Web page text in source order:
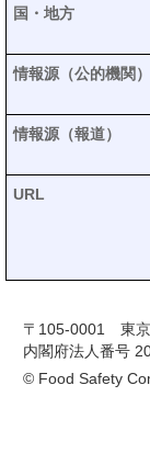
国・地方
情報源（公的機関）
情報源（報道）
URL
〒105-0001 東京
内閣府法人番号
© Food Safety